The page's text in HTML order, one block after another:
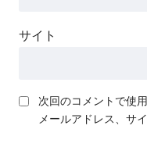
サイト
次回のコメントで使
メールアドレス、サ